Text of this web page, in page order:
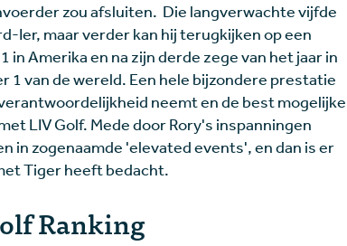
zou afsluiten. Die langverwachte vijfde
Ier, maar verder kan hij terugkijken op een
in Amerika en na zijn derde zege van het jaar in
1 van de wereld. Een hele bijzondere prestatie
neemt en de best mogelijke
LIV Golf. Mede door Rory's inspanningen
in zogenaamde 'elevated events', en dan is er
Tiger heeft bedacht.
Ranking